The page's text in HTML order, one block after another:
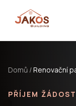
Domů /Renovační
PŘÍJEM